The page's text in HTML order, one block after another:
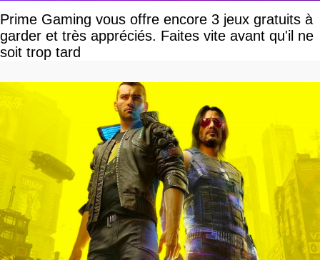
Prime Gaming vous offre encore 3 jeux gratuits à
garder et très appréciés. Faites vite avant qu'il ne
soit trop tard